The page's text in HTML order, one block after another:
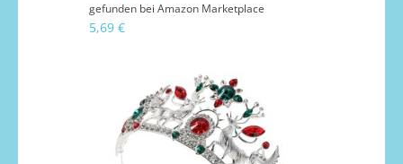
gefunden bei Amazon Marketplace
5,69 €